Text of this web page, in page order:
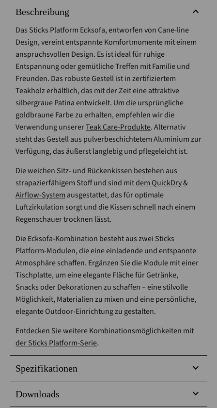
Beschreibung
Das Sticks Platform Ecksofa, entworfen von Cane-line
Design, vereint entspannte Komfortmomente mit einem
anspruchsvollen Design. Es ist ideal für ruhige
Entspannung oder gemütliche Treffen mit Familie und
Freunden. Das robuste Gestell ist in zertifiziertem
Teakholz erhältlich, das mit der Zeit eine attraktive
silbergraue Patina entwickelt. Um die ursprüngliche
goldbraune Farbe zu erhalten, empfehlen wir die
Verwendung unsererTeak Care-Produkte. Alternativ
steht das Gestell aus pulverbeschichtetem Aluminium zur
Verfügung, das äußerst langlebig und pflegeleicht ist.
Die weichen Sitz- und Rückenkissen bestehen aus
strapazierfähigem Stoff und sind mitdem QuickDry &
Airflow-System ausgestattet, das für optimale
Luftzirkulation sorgt und die Kissen schnell nach einem
Regenschauer trocknen lässt.
Die Ecksofa-Kombination besteht aus zwei Sticks
Platform-Modulen, die eine einladende und entspannte
Atmosphäre schaffen. Ergänzen Sie die Module mit einer
Tischplatte, um eine elegante Fläche für Getränke,
Snacks oder Dekorationen zu schaffen – eine stilvolle
Möglichkeit, Materialien zu mixen und eine persönliche,
elegante Outdoor-Einrichtung zu gestalten.
Entdecken Sie weitereKombinationsmöglichkeiten mit
der Sticks Platform-Serie.
Spezifikationen
Downloads